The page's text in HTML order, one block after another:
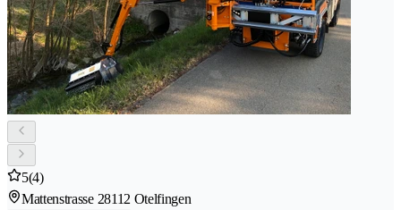
5(4)
Mattenstrasse 28112 Otelfingen